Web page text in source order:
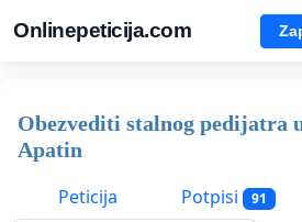
Onlinepeticija.com
Obezvediti stalnog pedijatra
Apatin
Peticija
Potpisi 91